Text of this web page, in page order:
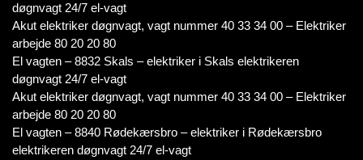
døgnvagt 24/7 el-vagt
Akut elektriker døgnvagt, vagt nummer 40 33 34 00 – Elektriker
arbejde 80 20 20 80
El vagten – 8832 Skals – elektriker i Skals elektrikeren
døgnvagt 24/7 el-vagt
Akut elektriker døgnvagt, vagt nummer 40 33 34 00 – Elektriker
arbejde 80 20 20 80
El vagten – 8840 Rødekærsbro – elektriker i Rødekærsbro
elektrikeren døgnvagt 24/7 el-vagt